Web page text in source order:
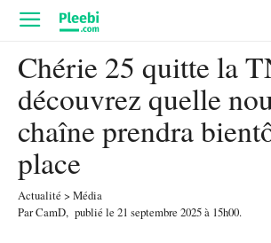
Chérie 25 quitte la
découvrez quelle
chaîne prendra
place
Actualité > Média
ParCamD, publié le 21 septembre 2025à 15h00.